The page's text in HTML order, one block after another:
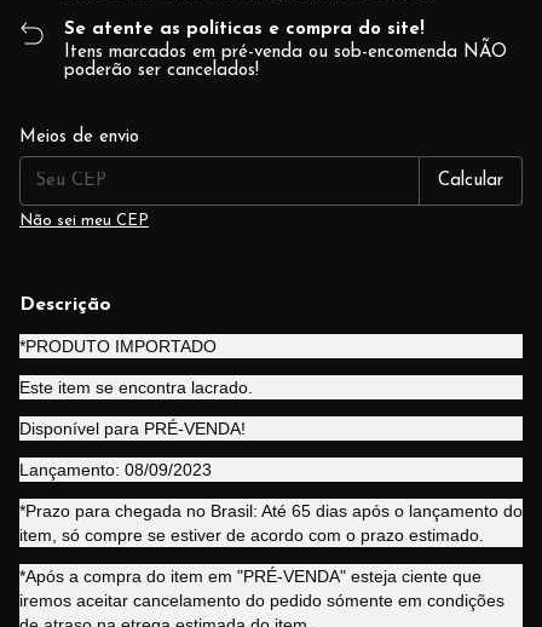
Se atente as políticas e compra do site!
Itens marcados em pré-venda ou sob-encomenda NÃO
poderão ser cancelados!
Entregas para o CEP:
Meios de envio
Calcular
Não sei meu CEP
Descrição
*PRODUTO IMPORTADO
Este item se encontra lacrado.
Disponível para PRÉ-VENDA!
Lançamento: 08/09/2023
*Prazo para chegada no Brasil: Até 65 dias após o lançamento do
item, só compre se estiver de acordo com o prazo estimado.
*Após a compra do item em "PRÉ-VENDA" esteja ciente que
iremos aceitar cancelamento do pedido sómente em condições